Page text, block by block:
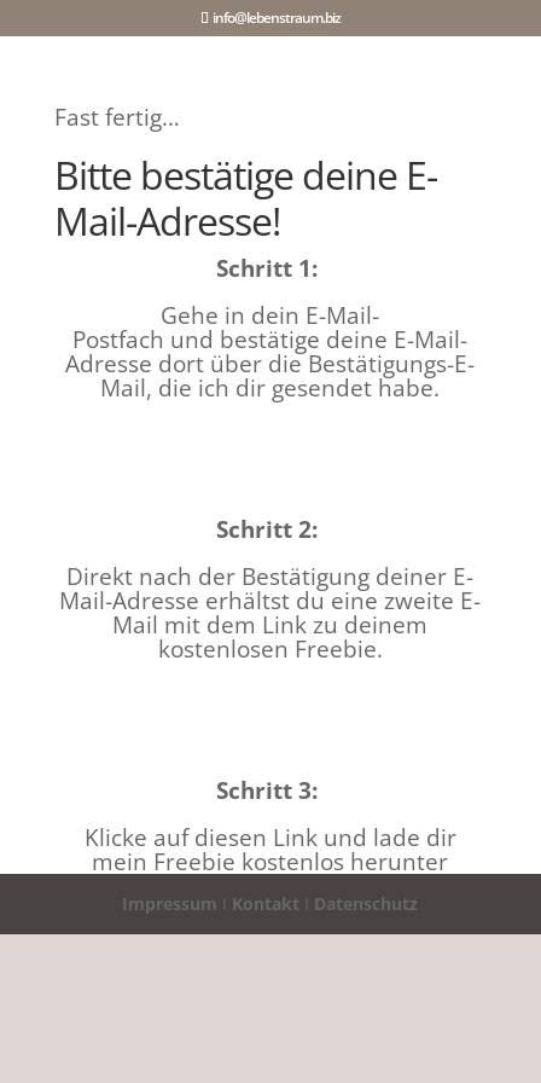
info@lebenstraum.biz
Fast fertig…
Bitte bestätige deine E-
Mail-Adresse!
Schritt 1:
Gehe in dein E-Mail-
Postfach und bestätige deine E-Mail-
Adresse dort über die Bestätigungs-E-
Mail, die ich dir gesendet habe.
Schritt 2:
Direkt nach der Bestätigung deiner E-
Mail-Adresse erhältst du eine zweite E-
Mail mit dem Link zu deinem
kostenlosen Freebie.
Schritt 3:
Klicke auf diesen Link und lade dir
mein Freebie kostenlos herunter
Impressum Kontakt Datenschutz